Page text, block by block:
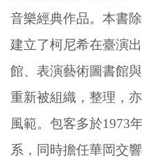
音樂經典作品。本書
建立了柯尼希在臺演
館、表演藝術圖書館
重新被組織，整理，
風範。包客多於1973
系，同時擔任華岡交